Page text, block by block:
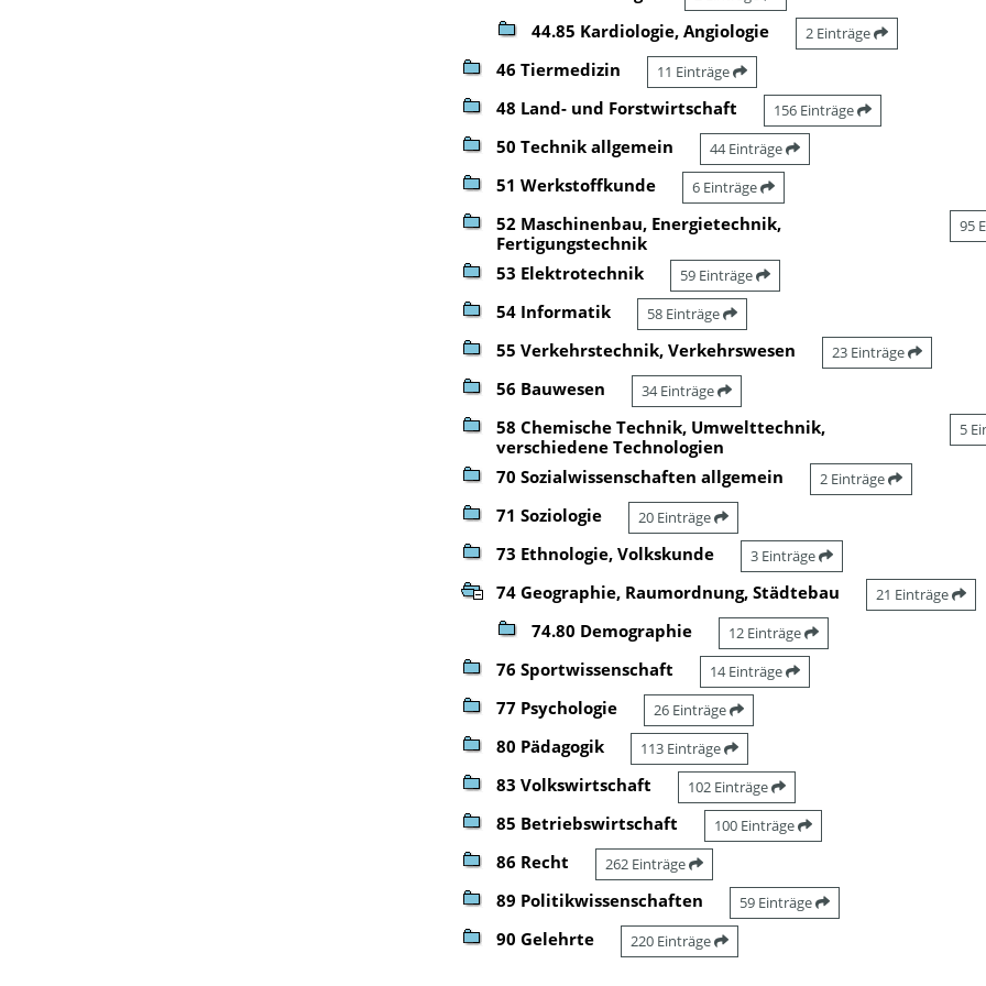
44.85 Kardiologie, Angiologie 2 Einträge
46 Tiermedizin 11 Einträge
48 Land- und Forstwirtschaft 156 Einträge
50 Technik allgemein 44 Einträge
51 Werkstoffkunde 6 Einträge
52 Maschinenbau, Energietechnik,
Fertigungstechnik
95
53 Elektrotechnik 59 Einträge
54 Informatik 58 Einträge
55 Verkehrstechnik, Verkehrswesen 23 Einträge
56 Bauwesen 34 Einträge
58 Chemische Technik, Umwelttechnik,
verschiedene Technologien
5
70 Sozialwissenschaften allgemein 2 Einträge
71 Soziologie 20 Einträge
73 Ethnologie, Volkskunde 3 Einträge
74 Geographie, Raumordnung, Städtebau 21 Einträge
74.80 Demographie 12 Einträge
76 Sportwissenschaft 14 Einträge
77 Psychologie 26 Einträge
80 Pädagogik 113 Einträge
83 Volkswirtschaft 102 Einträge
85 Betriebswirtschaft 100 Einträge
86 Recht 262 Einträge
89 Politikwissenschaften 59 Einträge
90 Gelehrte 220 Einträge